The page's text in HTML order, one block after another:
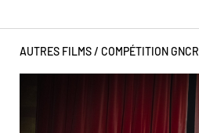
AUTRES FILMS / COMPÉTITION GNCR